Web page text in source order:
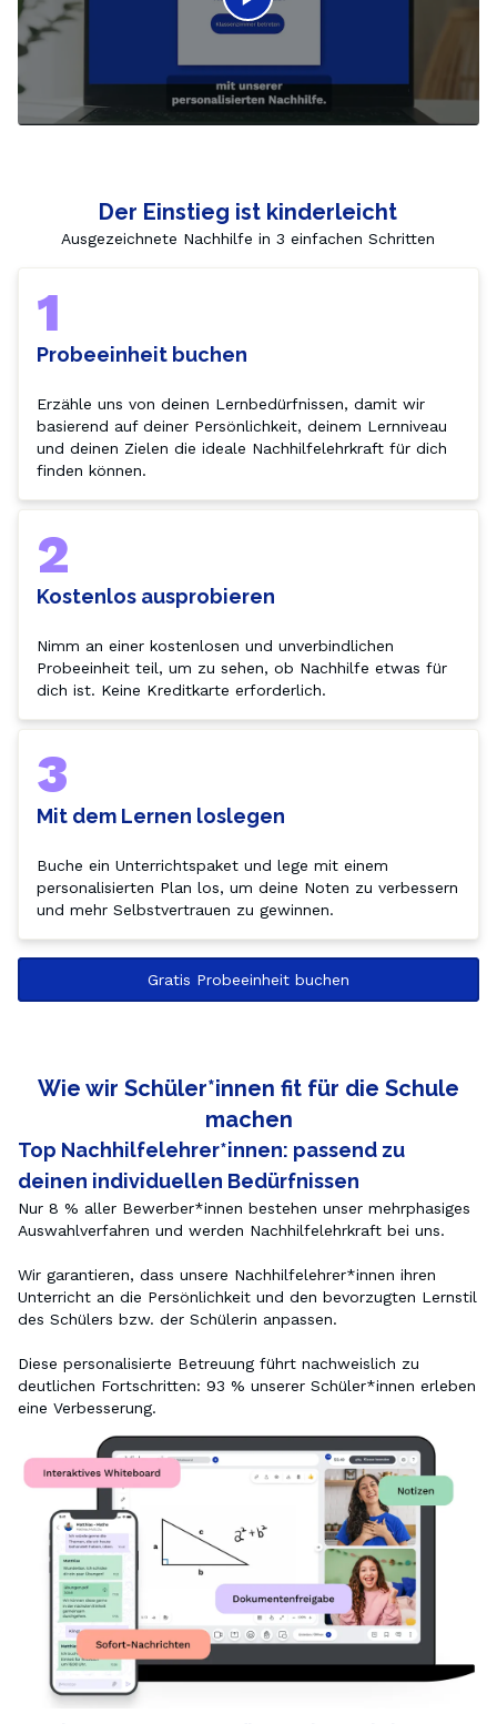
Der Einstieg ist kinderleicht
Ausgezeichnete Nachhilfe in 3 einfachen Schritten
1
Probeeinheit buchen
Erzähle uns von deinen Lernbedürfnissen, damit wir
basierend auf deiner Persönlichkeit, deinem Lernniveau
und deinen Zielen die ideale Nachhilfelehrkraft für dich
finden können.
2
Kostenlos ausprobieren
Nimm an einer kostenlosen und unverbindlichen
Probeeinheit teil, um zu sehen, ob Nachhilfe etwas für
dich ist. Keine Kreditkarte erforderlich.
3
Mit dem Lernen loslegen
Buche ein Unterrichtspaket und lege mit einem
personalisierten Plan los, um deine Noten zu verbessern
Gratis Probeeinheit buchen
Wie wir Schüler*innen fit für die Schule
machen
Top Nachhilfelehrer*innen: passend zu
deinen individuellen Bedürfnissen
Nur 8 % aller Bewerber*innen bestehen unser mehrphasiges
Auswahlverfahren und werden Nachhilfelehrkraft bei uns.
Wir garantieren, dass unsere Nachhilfelehrer*innen ihren
Unterricht an die Persönlichkeit und den bevorzugten Lernstil
des Schülers bzw. der Schülerin anpassen.
Diese personalisierte Betreuung führt nachweislich zu
deutlichen Fortschritten: 93 % unserer Schüler*innen erleben